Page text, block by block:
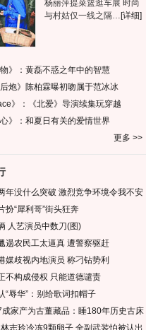
杨丽萍提菜篮逛车展 时尚
与村姑仅一线之隔… [详细]
物》：黄磊不惑之年中的智慧
后炮》陈柏霖曝初吻属于范冰冰
》：《北爱》导演续集玩穿越
心》：和夏日有关的爱情世界
更多 >>
年没什么突破 激烈竞争环境令我不安
扮“犀利哥”街头狂奔
人艺演员中数刀(图)
遢农民工太逼真 遭警察驱赶
媒歧视内地演员 称刁钻势利
不构成侵权 只能道德谴责
“辱华”：别给歌词扣帽子
家产为古董藏品：睡180年历史古床
志玲冷冻9颗卵子 全副武装怕被认出